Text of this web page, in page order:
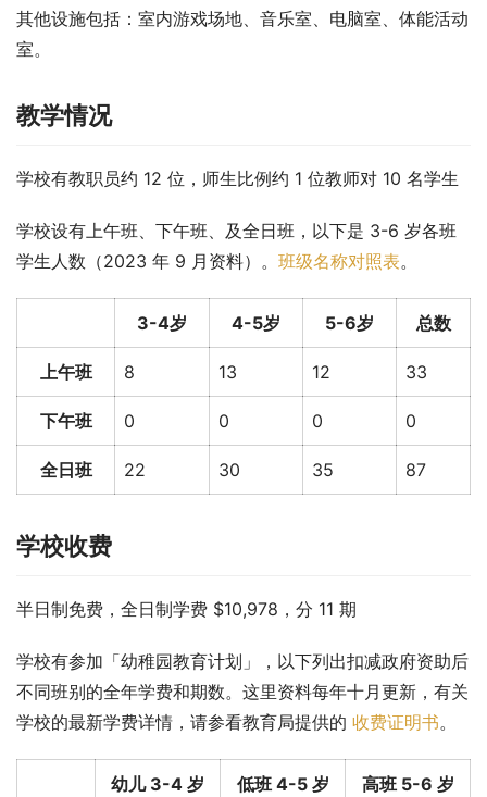
其他设施包括：室内游戏场地、音乐室、电脑室、体能活动
室。
教学情况
学校有教职员约 12 位，师生比例约 1 位教师对 10 名学生
学校设有上午班、下午班、及全日班，以下是 3-6 岁各班
学生人数（2023 年 9 月资料）。 班级名称对照表。
3-4岁 4-5岁 5-6岁 总数
上午班 8 13 12 33
下午班 0 0 0 0
全日班 22 30 35 87
学校收费
半日制免费，全日制学费 $10,978，分 11 期
学校有参加「幼稚园教育计划」，以下列出扣减政府资助后
不同班别的全年学费和期数。这里资料每年十月更新，有关
学校的最新学费详情，请参看教育局提供的 收费证明书。
幼儿 3-4 岁 低班 4-5 岁 高班 5-6 岁